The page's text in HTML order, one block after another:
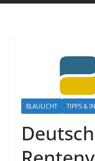
BLAULICHT TIPPS &